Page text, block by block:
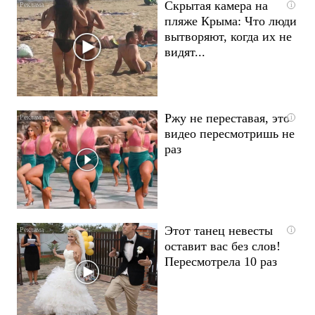
i
Скрытая камера на
пляже Крыма: Что люди
вытворяют, когда их не
видят...
i
Ржу не переставая, это
видео пересмотришь не
раз
i
Этот танец невесты
оставит вас без слов!
Пересмотрела 10 раз